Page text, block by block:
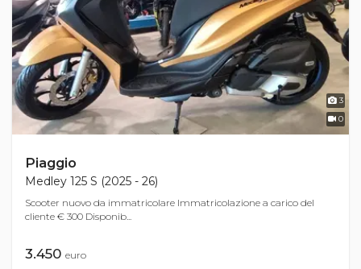
3
0
Piaggio
Medley 125 S (2025 - 26)
Scooter nuovo da immatricolare Immatricolazione a carico del
cliente € 300 Disponib...
3.450 euro